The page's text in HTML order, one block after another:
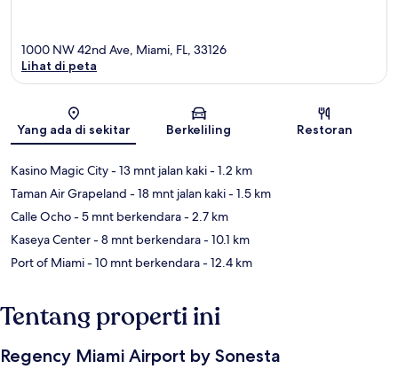
Peta
1000 NW 42nd Ave, Miami, FL, 33126
Lihat di peta
Yang ada di sekitar Berkeliling Restoran
Kasino Magic City- 13 mnt jalan kaki- 1.2 km
Taman Air Grapeland - 18 mnt jalan kaki- 1.5 km
Calle Ocho- 5 mnt berkendara- 2.7 km
Kaseya Center- 8 mnt berkendara- 10.1 km
Port of Miami- 10 mnt berkendara- 12.4 km
Tentang properti ini
Regency Miami Airport by Sonesta